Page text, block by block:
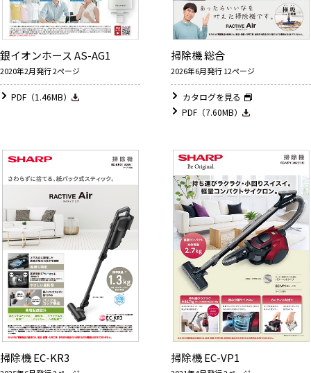
銀イオンホース AS-AG1
2020年2月発行 2ページ
PDF（1.46MB）
掃除機 総合
2026年6月発行 12ページ
カタログを見る
PDF（7.60MB）
掃除機 EC-KR3 掃除機 EC-VP1